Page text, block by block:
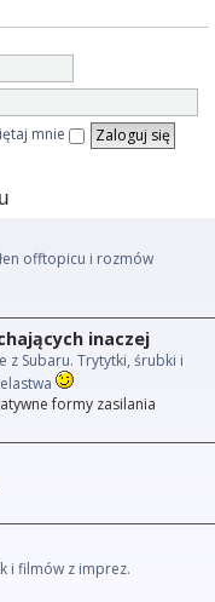
mnie
offtopicu i rozmów
inaczej
z Subaru. Trytytki, śrubki i
formy zasilania
i filmów z imprez.